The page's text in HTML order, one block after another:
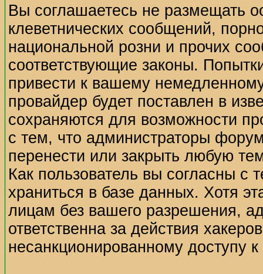
Вы соглашаетесь не размещать
клеветнических сообщений,
национальной розни и прочих
соответствующие законы.
привести к вашему
провайдер будет поставлен в
сохраняются для возможности
с тем, что администраторы
перенести или закрыть любую
Как пользователь вы согласны
храниться в базе данных. Хотя
лицам без вашего разрешения,
ответственна за действия
несанкционированному доступу